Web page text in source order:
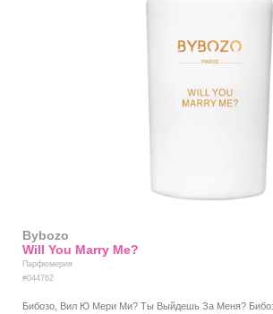
Bybozo
Will You Marry Me?
Парфюмерия
#044762
Бибозо, Вил Ю Мери Ми? Ты Выйдешь За Меня?